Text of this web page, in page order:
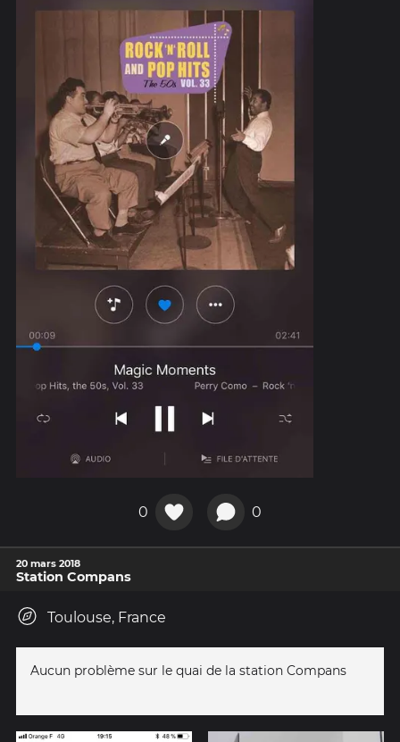
0 0
20 mars 2018
Station Compans
Toulouse, France
Aucun problème sur le quai de la station Compans